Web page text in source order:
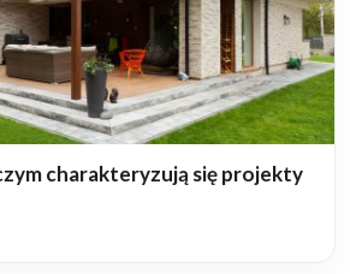
charakteryzują się projekty